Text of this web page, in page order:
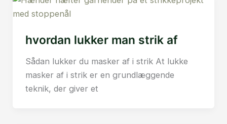
hvordan lukker man strik af
Sådan lukker du masker af i strik At lukke
masker af i strik er en grundlæggende
teknik, der giver et